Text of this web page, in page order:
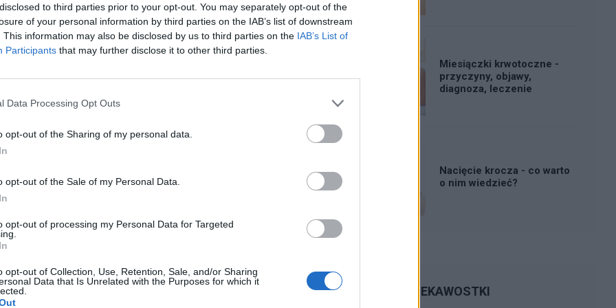
to third parties prior to your opt-out. You may separately opt-out of the
of your personal information by third parties on the IAB’s list of downstream
This information may also be disclosed by us to third parties on the IAB’s List of
Participants that may further disclose it to other third parties.
Data Processing Opt Outs
opt-out of the Sharing of my personal data.
opt-out of the Sale of my Personal Data.
opt-out of processing my Personal Data for Targeted
opt-out of Collection, Use, Retention, Sale, and/or Sharing
Data that Is Unrelated with the Purposes for which it
, to robię kilka kulek w kształcie pięści przeważnie.
Co w takiej sytuacji może pomóc. ?
ORLIFLIQUE. Na lewym jajniku mam
powiększyła się do 3 cm. Pani ginekolog
tłumacząc, że są w nich silniejsze hormony i być
ktoś wyrazić opinię na ten temat? Czy powinnam
po Orliflique nie mam żadnych skutków ubocznych. Czy
Miesiączki krwotoczne -
przyczyny, objawy,
diagnoza, leczenie
Nacięcie krocza - co warto
o nim wiedzieć?
CIEKAWOSTKI